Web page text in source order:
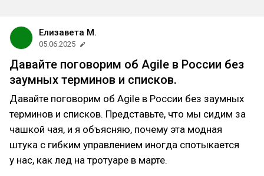
Елизавета М.
05.06.2025
Давайте поговорим об Agile в России без
заумных терминов и списков.
Давайте поговорим об Agile в России без заумных
терминов и списков. Представьте, что мы сидим за
чашкой чая, и я объясняю, почему эта модная
штука с гибким управлением иногда спотыкается
у нас, как лед на тротуаре в марте.